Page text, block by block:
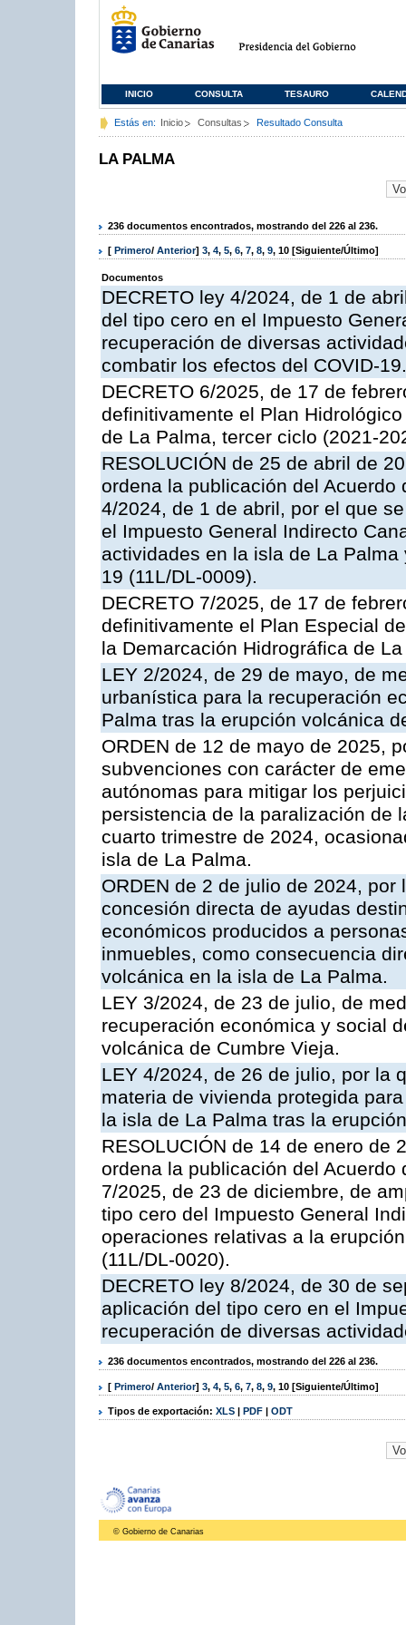
INICIO CONSULTA TESAURO
Estás en: Inicio Consultas Resultado Consulta
LA PALMA
236 documentos encontrados, mostrando del 226 al 236.
[ Primero/ Anterior] 3, 4, 5, 6, 7, 8, 9, 10 [Siguiente/Último]
Documentos
DECRETO ley 4/2024, de 1 de
del tipo cero en el Impuesto
recuperación de diversas
combatir los efectos del COVID-19.
DECRETO 6/2025, de 17 de
definitivamente el Plan
de La Palma, tercer ciclo (2021-
RESOLUCIÓN de 25 de abril de
ordena la publicación del
4/2024, de 1 de abril, por el que
el Impuesto General Indirecto
actividades en la isla de La
19 (11L/DL-0009).
DECRETO 7/2025, de 17 de
definitivamente el Plan Especial
la Demarcación Hidrográfica de
LEY 2/2024, de 29 de mayo, de
urbanística para la recuperación
Palma tras la erupción volcánica
ORDEN de 12 de mayo de 2025,
subvenciones con carácter de
autónomas para mitigar los
persistencia de la paralización de
cuarto trimestre de 2024,
isla de La Palma.
ORDEN de 2 de julio de 2024,
concesión directa de ayudas
económicos producidos a
inmuebles, como consecuencia
volcánica en la isla de La Palma.
LEY 3/2024, de 23 de julio, de
recuperación económica y social
volcánica de Cumbre Vieja.
LEY 4/2024, de 26 de julio, por la
materia de vivienda protegida
la isla de La Palma tras la
RESOLUCIÓN de 14 de enero de
ordena la publicación del
7/2025, de 23 de diciembre, de
tipo cero del Impuesto General
operaciones relativas a la
(11L/DL-0020).
DECRETO ley 8/2024, de 30 de
aplicación del tipo cero en el
recuperación de diversas
236 documentos encontrados, mostrando del 226 al 236.
[ Primero/ Anterior] 3, 4, 5, 6, 7, 8, 9, 10 [Siguiente/Último]
Tipos de exportación: XLS | PDF | ODT
© Gobierno de Canarias